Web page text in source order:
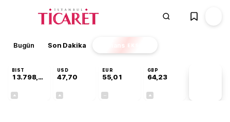
Bugün Son Dakika Finans EKSTRA
BIST
13.798,82
USD
47,70
EUR
55,01
GBP
64,23